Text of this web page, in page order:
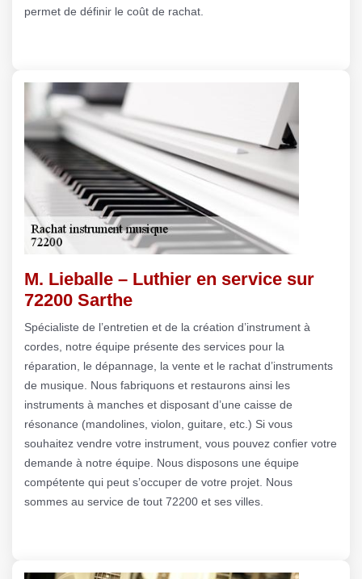
permet de définir le coût de rachat.
M. Lieballe – Luthier en service sur
72200 Sarthe
Spécialiste de l’entretien et de la création d’instrument à
cordes, notre équipe présente des services pour la
réparation, le dépannage, la vente et le rachat d’instruments
de musique. Nous fabriquons et restaurons ainsi les
instruments à manches et disposant d’une caisse de
résonance (mandolines, violon, guitare, etc.) Si vous
souhaitez vendre votre instrument, vous pouvez confier votre
demande à notre équipe. Nous disposons une équipe
compétente qui peut s’occuper de votre projet. Nous
sommes au service de tout 72200 et ses villes.